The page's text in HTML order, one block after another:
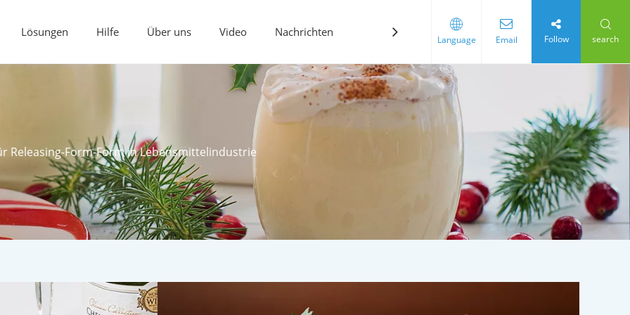
Lösungen Hilfe Über uns Video Nachrichten Kontaktiere uns
Language Email Follow search
Releasing-Form-Form in Lebensmittelindustrie